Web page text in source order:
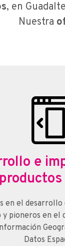
, en
Nuestra
e
en el desarrollo
pioneros en el
Datos